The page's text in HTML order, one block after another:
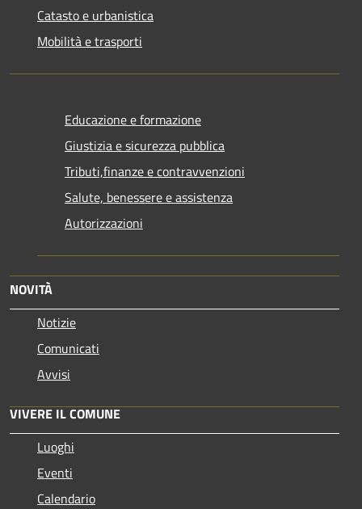
Catasto e urbanistica
Mobilità e trasporti
Educazione e formazione
Giustizia e sicurezza pubblica
Tributi,finanze e contravvenzioni
Salute, benessere e assistenza
Autorizzazioni
NOVITÀ
Notizie
Comunicati
Avvisi
VIVERE IL COMUNE
Luoghi
Eventi
Calendario